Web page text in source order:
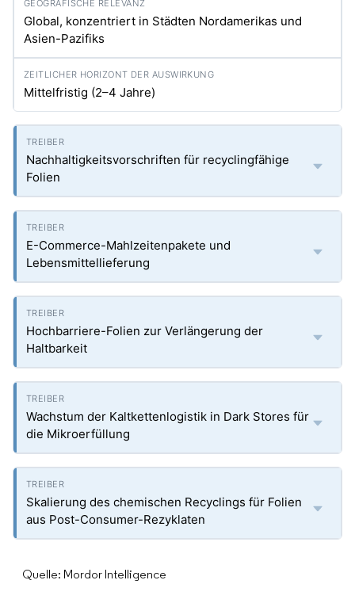
Global, konzentriert in Städten Nordamerikas und
Asien-Pazifiks
Mittelfristig (2–4 Jahre)
Nachhaltigkeitsvorschriften für recyclingfähige
Folien
E-Commerce-Mahlzeitenpakete und
Lebensmittellieferung
Hochbarriere-Folien zur Verlängerung der
Haltbarkeit
Wachstum der Kaltkettenlogistik in Dark Stores für
die Mikroerfüllung
Skalierung des chemischen Recyclings für Folien
aus Post-Consumer-Rezyklaten
Quelle: Mordor Intelligence